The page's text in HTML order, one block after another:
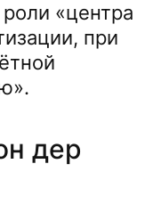
«центра
при
дер